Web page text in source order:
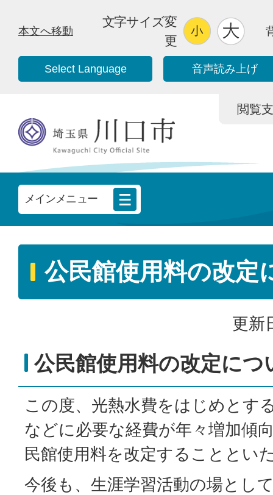
本文へ移動
文字サイズ変
更
Select Language 音声読み上げ
閲覧
メインメニュー
公民館使用料の改定
更新
公民館使用料の改定につ
この度、光熱水費をはじめとす
などに必要な経費が年々増加傾
民館使用料を改定することとい
今後も、生涯学習活動の場とし